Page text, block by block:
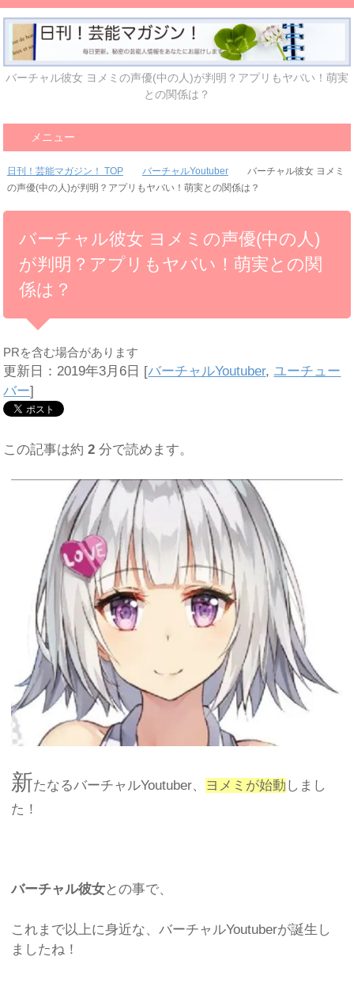
バーチャル彼女 ヨメミの声優(中の人)が判明？アプリもヤバい！萌実
との関係は？
メニュー
日刊！芸能マガジン！ TOP バーチャルYoutuber
バーチャル彼女 ヨメミ
の声優(中の人)が判明？アプリもヤバい！萌実との関係は？
バーチャル彼女 ヨメミの声優(中の人)
が判明？アプリもヤバい！萌実との関
係は？
PRを含む場合があります
更新日：2019年3月6日 [バーチャルYoutuber,ユーチュー
バー]
この記事は約2 分で読めます。
新たなるバーチャルYoutuber、 ヨメミが始動 しまし
た！
バーチャル彼女との事で、
これまで以上に身近な、バーチャルYoutuberが誕生し
ましたね！